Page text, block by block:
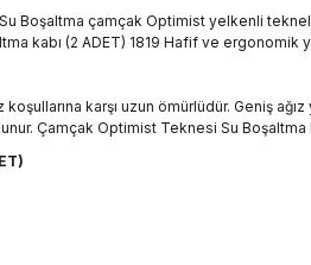
Boşaltma çamçak Optimist yelkenli
kabı (2 ADET) 1819 Hafif ve
karşı uzun ömürlüdür. Geniş
Çamçak Optimist Teknesi Su Boşaltma